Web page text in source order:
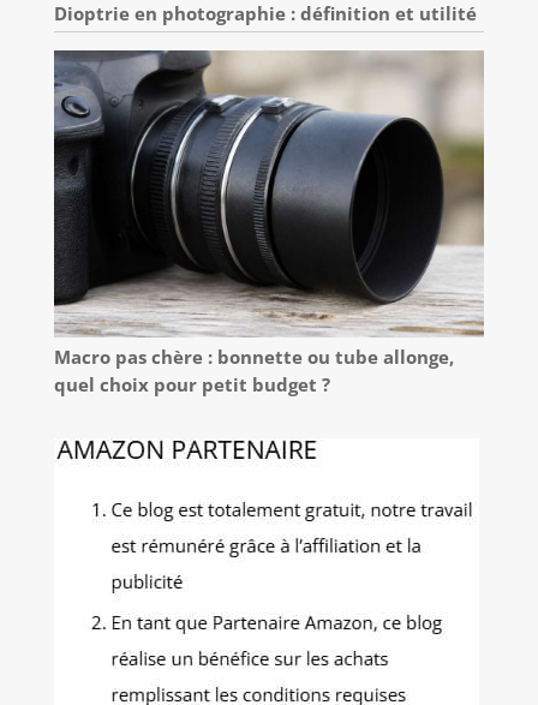
Dioptrie en photographie : définition et utilité
Macro pas chère : bonnette ou tube allonge,
quel choix pour petit budget ?